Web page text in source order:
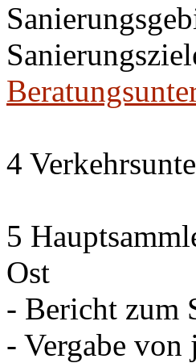
4
5
Ost
- Bericht zum
- Vergabe von